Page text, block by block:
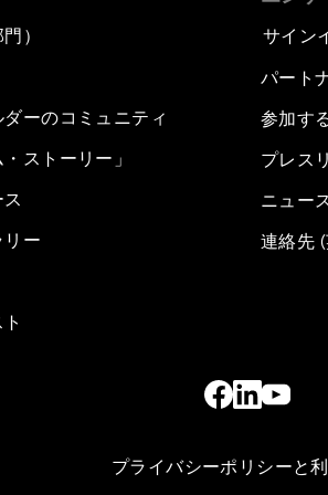
）
ーのコミュニティ
ストーリー」
リー
サイン
パート
参加す
プレス
ニュー
連絡先
プライバシーポリシーと